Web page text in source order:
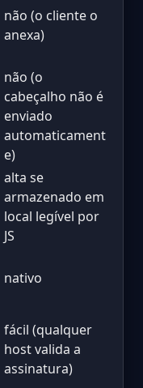
não (o cliente o
anexa)
não (o
cabeçalho não é
enviado
automaticament
e)
alta se
armazenado em
local legível por
JS
nativo
fácil (qualquer
host valida a
assinatura)